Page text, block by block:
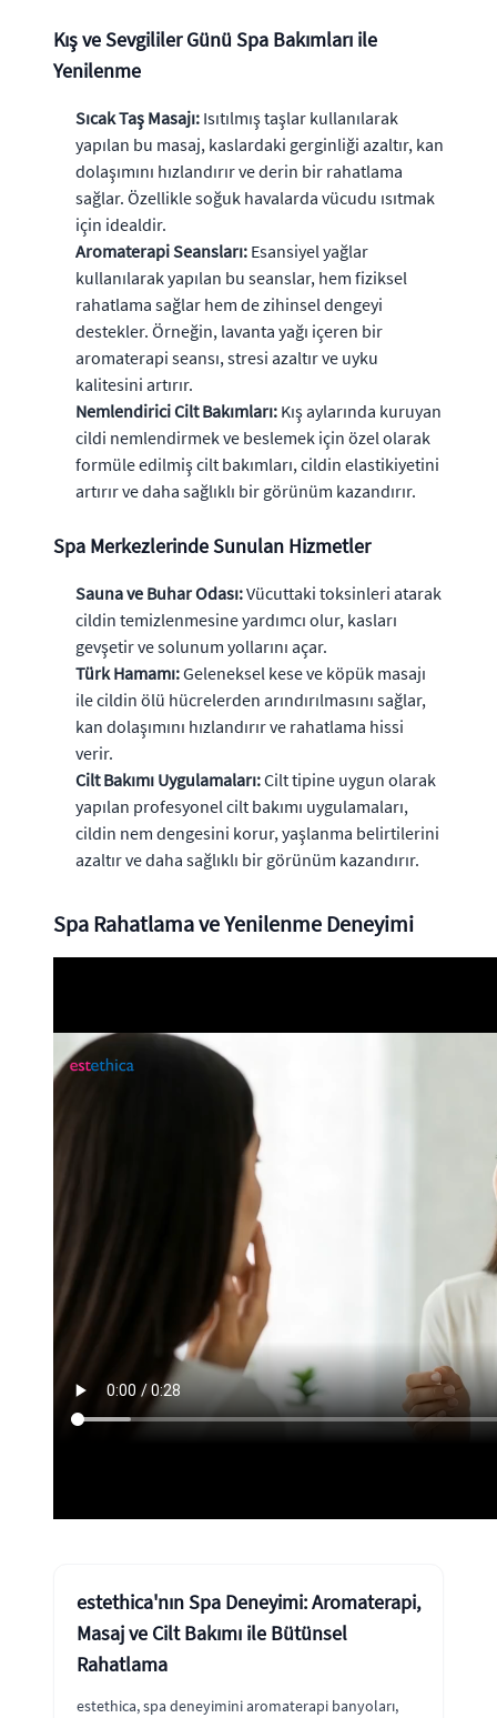
Kış ve Sevgililer Günü Spa Bakımları ile
Yenilenme
Sıcak Taş Masajı: Isıtılmış taşlar kullanılarak
yapılan bu masaj, kaslardaki gerginliği azaltır, kan
dolaşımını hızlandırır ve derin bir rahatlama
sağlar. Özellikle soğuk havalarda vücudu ısıtmak
için idealdir.
Aromaterapi Seansları: Esansiyel yağlar
kullanılarak yapılan bu seanslar, hem fiziksel
rahatlama sağlar hem de zihinsel dengeyi
destekler. Örneğin, lavanta yağı içeren bir
aromaterapi seansı, stresi azaltır ve uyku
kalitesini artırır.
Nemlendirici Cilt Bakımları: Kış aylarında kuruyan
cildi nemlendirmek ve beslemek için özel olarak
formüle edilmiş cilt bakımları, cildin elastikiyetini
artırır ve daha sağlıklı bir görünüm kazandırır.
Spa Merkezlerinde Sunulan Hizmetler
Sauna ve Buhar Odası:Vücuttaki toksinleri atarak
cildin temizlenmesine yardımcı olur, kasları
gevşetir ve solunum yollarını açar.
Türk Hamamı:Geleneksel kese ve köpük masajı
ile cildin ölü hücrelerden arındırılmasını sağlar,
kan dolaşımını hızlandırır ve rahatlama hissi
verir.
Cilt Bakımı Uygulamaları:Cilt tipine uygun olarak
yapılan profesyonel cilt bakımı uygulamaları,
cildin nem dengesini korur, yaşlanma belirtilerini
azaltır ve daha sağlıklı bir görünüm kazandırır.
Spa Rahatlama ve Yenilenme Deneyimi
estethica'nın Spa Deneyimi: Aromaterapi,
Masaj ve Cilt Bakımı ile Bütünsel
Rahatlama
estethica, spa deneyimini aromaterapi banyoları,